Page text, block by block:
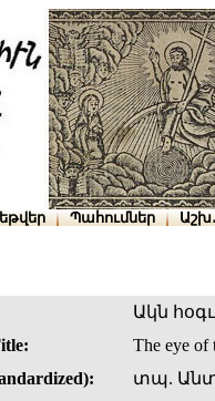
Պահումներ
Ակն
The eye of
տպ.